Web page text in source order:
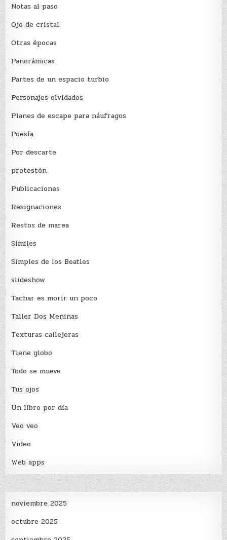
Notas al paso
Ojo de cristal
Otras épocas
Panorámicas
Partes de un espacio turbio
Personajes olvidados
Planes de escape para náufragos
Poesía
Por descarte
protestón
Publicaciones
Resignaciones
Restos de marea
Sí­miles
Simples de los Beatles
slideshow
Tachar es morir un poco
Taller Dos Meninas
Texturas callejeras
Tiene globo
Todo se mueve
Tus ojos
Un libro por día
Veo veo
Video
Web apps
noviembre 2025
octubre 2025